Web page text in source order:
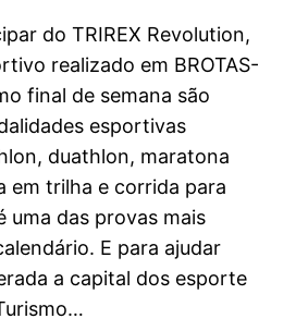
do TRIREX Revolution,
realizado em BROTAS-
final de semana são
esportivas
duathlon, maratona
em trilha e corrida para
uma das provas mais
E para ajudar
a capital dos esporte